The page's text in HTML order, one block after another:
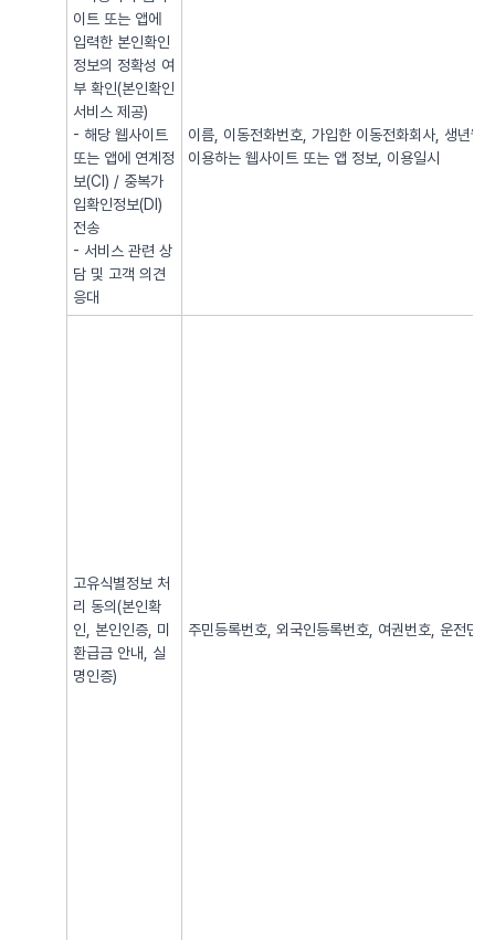
이트 또는 앱에
입력한 본인확인
정보의 정확성 여
부 확인(본인확인
서비스 제공)
- 해당 웹사이트
또는 앱에 연계정
보(CI) / 중복가
입확인정보(DI)
전송
- 서비스 관련 상
담 및 고객 의견
응대
이름, 이동전화번호, 가입한 이동전화회사, 생년
이용하는 웹사이트 또는 앱 정보, 이용일시
고유식별정보 처
리 동의(본인확
인, 본인인증, 미
환급금 안내, 실
명인증)
주민등록번호, 외국인등록번호, 여권번호, 운전면